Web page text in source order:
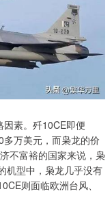
素。歼10CE即便
多万美元，而枭龙的价
不富裕的国家来说，枭
机型中，枭龙几乎没有
则面临欧洲台风、